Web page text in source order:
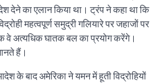
देने का एलान किया था। ट्रंप ने कहा था कि
महत्वपूर्ण समुद्री गलियारे पर जहाजों पर
वे अत्यधिक घातक बल का प्रयोग करेंगे।
हैं।
के बाद अमेरिका ने यमन में हूती विद्रोहियों